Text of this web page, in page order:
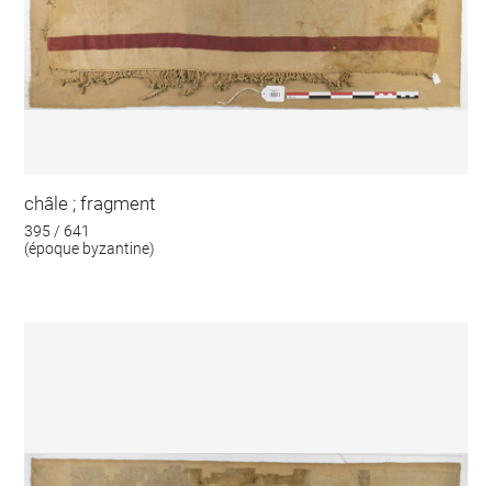
châle ; fragment
395 / 641
(époque byzantine)